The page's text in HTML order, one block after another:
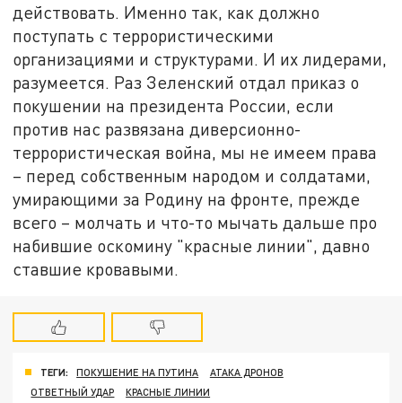
действовать. Именно так, как должно
поступать с террористическими
организациями и структурами. И их лидерами,
разумеется. Раз Зеленский отдал приказ о
покушении на президента России, если
против нас развязана диверсионно-
террористическая война, мы не имеем права
– перед собственным народом и солдатами,
умирающими за Родину на фронте, прежде
всего – молчать и что-то мычать дальше про
набившие оскомину "красные линии", давно
ставшие кровавыми.
ТЕГИ: ПОКУШЕНИЕ НА ПУТИНА
АТАКА ДРОНОВ
ОТВЕТНЫЙ УДАР
КРАСНЫЕ ЛИНИИ